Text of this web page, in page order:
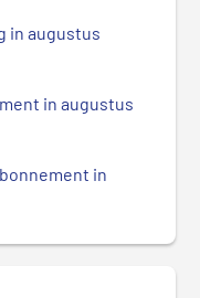
in augustus
in augustus
in